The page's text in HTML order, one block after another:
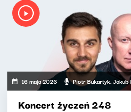
16 maja 2026 Piotr Bukartyk, Jakub
Koncert życzeń 248